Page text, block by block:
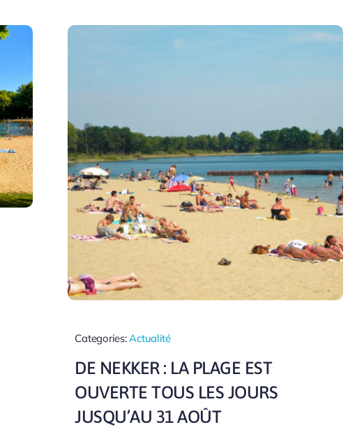
Categories:Actualité
DE NEKKER : LA PLAGE EST
OUVERTE TOUS LES JOURS
JUSQU’AU 31 AOÛT